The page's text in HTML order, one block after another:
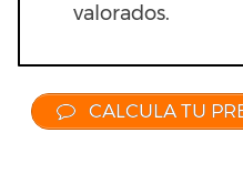
valorados.
CALCULA TU